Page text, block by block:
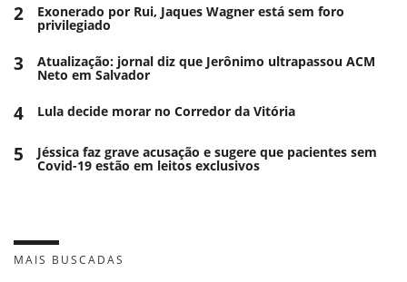
2 Exonerado por Rui, Jaques Wagner está sem foro
privilegiado
3 Atualização: jornal diz que Jerônimo ultrapassou ACM
Neto em Salvador
4 Lula decide morar no Corredor da Vitória
5 Jéssica faz grave acusação e sugere que pacientes sem
Covid-19 estão em leitos exclusivos
MAIS BUSCADAS